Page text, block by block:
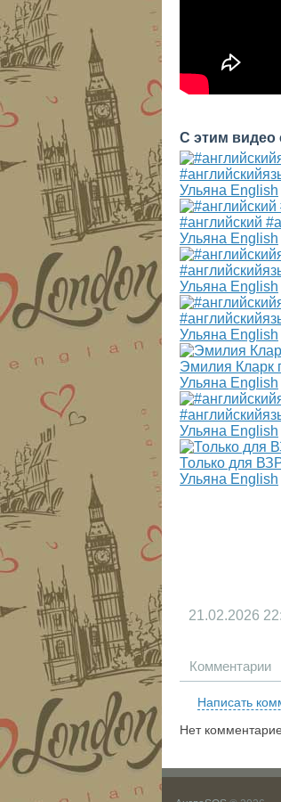
С этим видео
Ульяна English
#английский
Ульяна English
Ульяна English
Ульяна English
Эмилия Кларк
Ульяна English
Ульяна English
Только для
Ульяна English
21.02.2026
Комментарии
Написать
Нет